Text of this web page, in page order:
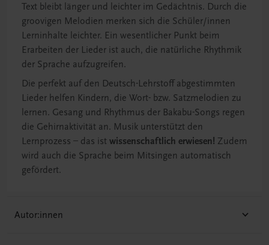
Text bleibt länger und leichter im Gedächtnis. Durch die
groovigen Melodien merken sich die Schüler/innen
Lerninhalte leichter. Ein wesentlicher Punkt beim
Erarbeiten der Lieder ist auch, die natürliche Rhythmik
der Sprache aufzugreifen.
Die perfekt auf den Deutsch-Lehrstoff abgestimmten
Lieder helfen Kindern, die Wort- bzw. Satzmelodien zu
lernen. Gesang und Rhythmus der Bakabu-Songs regen
die Gehirnaktivität an. Musik unterstützt den
Lernprozess – das ist wissenschaftlich erwiesen! Zudem
wird auch die Sprache beim Mitsingen automatisch
gefördert.
Autor:innen